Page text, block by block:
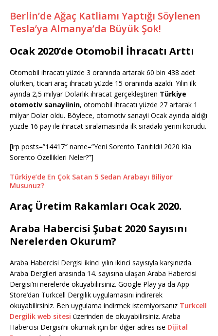
Berlin’de Ağaç Katliamı Yaptığı Söylenen
Tesla’ya Almanya’da Büyük Şok!
Ocak 2020’de Otomobil İhracatı Arttı
Otomobil ihracatı yüzde 3 oranında artarak 60 bin 438 adet
olurken, ticari araç ihracatı yüzde 15 oranında azaldı. Yılın ilk
ayında 2,5 milyar Dolarlık ihracat gerçekleştiren Türkiye
otomotiv sanayiinin, otomobil ihracatı yüzde 27 artarak 1
milyar Dolar oldu. Böylece, otomotiv sanayii Ocak ayında aldığı
yüzde 16 pay ile ihracat sıralamasında ilk sıradaki yerini korudu.
[irp posts=”14417″ name=”Yeni Sorento Tanıtıldı! 2020 Kia
Sorento Özellikleri Neler?”]
Türkiye’de En Çok Satan 5 Sedan Arabayı Biliyor
Musunuz?
Araç Üretim Rakamları Ocak 2020.
Araba Habercisi Şubat 2020 Sayısını
Nerelerden Okurum?
Araba Habercisi Dergisi ikinci yılın ikinci sayısıyla karşınızda.
Araba Dergileri arasında 14. sayısına ulaşan Araba Habercisi
Dergisi’ni nerelerde okuyabilirsiniz. Google Play ya da App
Store’dan Turkcell Dergilik uygulamasını indirerek
okuyabilirsiniz. Ben uygulama indirmek istemiyorsanız Turkcell
Dergilik web sitesi üzerinden de okuyabilirsiniz. Araba
Habercisi Dergisi’ni okumak için bir diğer adres ise Dijital